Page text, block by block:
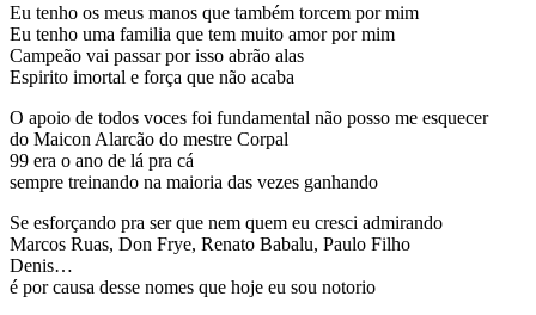
Eu tenho os meus manos que também torcem por mim
Eu tenho uma familia que tem muito amor por mim
Campeão vai passar por isso abrão alas
Espirito imortal e força que não acaba
O apoio de todos voces foi fundamental não posso me esquecer
do Maicon Alarcão do mestre Corpal
99 era o ano de lá pra cá
sempre treinando na maioria das vezes ganhando
Se esforçando pra ser que nem quem eu cresci admirando
Marcos Ruas, Don Frye, Renato Babalu, Paulo Filho
Denis…
é por causa desse nomes que hoje eu sou notorio